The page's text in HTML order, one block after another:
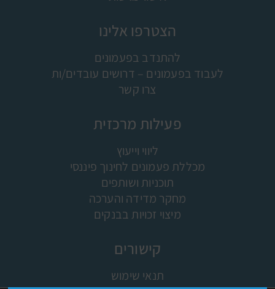
הצטרפו אלינו
להתנדב בפעמונים
לעבוד בפעמונים – דרושים עובדים/ות
צרו קשר
פעילות מרכזית
ליווי וייעוץ
מכללת פעמונים לחינוך פיננסי
תוכניות ושותפים
מחקר מדידה והערכה
מיצוי זכויות בבנקים
קישורים
תנאי שימוש